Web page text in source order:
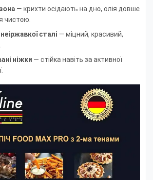
— крихти осідають на дно, олія довше
чистою.
сталі — міцний, красивий,
ніжки — стійка навіть за активної